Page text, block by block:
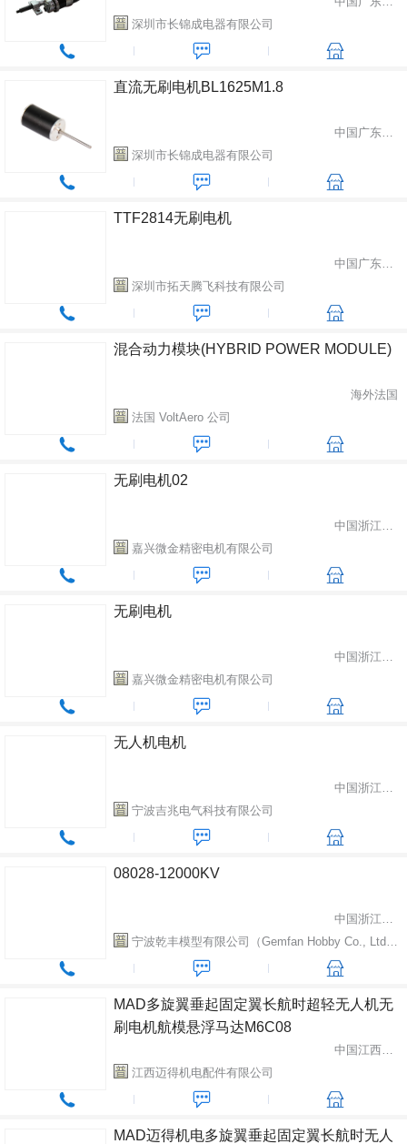
深圳市长锦成电器有限公司
直流无刷电机BL1625M1.8
中国广东省深圳市
深圳市长锦成电器有限公司
TTF2814无刷电机
中国广东省深圳市
深圳市拓天腾飞科技有限公司
混合动力模块(HYBRID POWER MODULE)
海外法国
法国 VoltAero 公司
无刷电机02
中国浙江省嘉兴市
嘉兴微金精密电机有限公司
无刷电机
中国浙江省嘉兴市
嘉兴微金精密电机有限公司
无人机电机
中国浙江省宁波市
宁波吉兆电气科技有限公司
08028-12000KV
中国浙江省宁波市
宁波乾丰模型有限公司（Gemfan Hobby Co., Ltd.）
MAD多旋翼垂起固定翼长航时超轻无人机无
刷电机航模悬浮马达M6C08
中国江西省南昌市
江西迈得机电配件有限公司
MAD迈得机电多旋翼垂起固定翼长航时无人